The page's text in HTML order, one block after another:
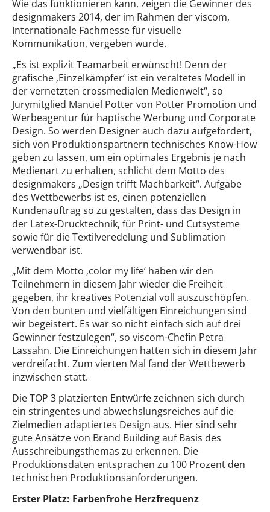
Wie das funktionieren kann, zeigen die Gewinner des
designmakers 2014, der im Rahmen der viscom,
Internationale Fachmesse für visuelle
Kommunikation, vergeben wurde.
„Es ist explizit Teamarbeit erwünscht! Denn der
grafische ‚Einzelkämpfer‘ ist ein veraltetes Modell in
der vernetzten crossmedialen Medienwelt“, so
Jurymitglied Manuel Potter von Potter Promotion und
Werbeagentur für haptische Werbung und Corporate
Design. So werden Designer auch dazu aufgefordert,
sich von Produktionspartnern technisches Know-How
geben zu lassen, um ein optimales Ergebnis je nach
Medienart zu erhalten, schlicht dem Motto des
designmakers „Design trifft Machbarkeit“. Aufgabe
des Wettbewerbs ist es, einen potenziellen
Kundenauftrag so zu gestalten, dass das Design in
der Latex-Drucktechnik, für Print- und Cutsysteme
sowie für die Textilveredelung und Sublimation
verwendbar ist.
„Mit dem Motto ‚color my life‘ haben wir den
Teilnehmern in diesem Jahr wieder die Freiheit
gegeben, ihr kreatives Potenzial voll auszuschöpfen.
Von den bunten und vielfältigen Einreichungen sind
wir begeistert. Es war so nicht einfach sich auf drei
Gewinner festzulegen“, so viscom-Chefin Petra
Lassahn. Die Einreichungen hatten sich in diesem Jahr
verdreifacht. Zum vierten Mal fand der Wettbewerb
inzwischen statt.
Die TOP 3 platzierten Entwürfe zeichnen sich durch
ein stringentes und abwechslungsreiches auf die
Zielmedien adaptiertes Design aus. Hier sind sehr
gute Ansätze von Brand Building auf Basis des
Ausschreibungsthemas zu erkennen. Die
Produktionsdaten entsprachen zu 100 Prozent den
technischen Produktionsanforderungen.
Erster Platz: Farbenfrohe Herzfrequenz